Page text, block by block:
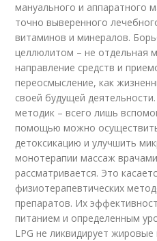
мануального и аппаратного
точно выверенного
витаминов и минералов.
целлюлитом – не отдельная
направление средств и
переосмысление, как
своей будущей
методик – всего лишь
помощью можно
детоксикацию и улучшить
монотерапии массаж
рассматривается. Это
физиотерапевтических
препаратов. Их
питанием и определенным
LPG не ликвидирует